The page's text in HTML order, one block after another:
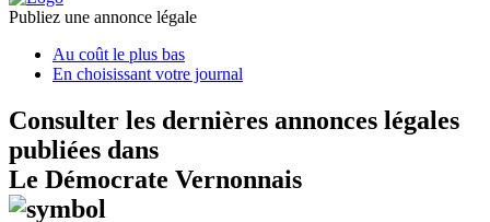
Publiez une annonce légale
Au coût le plus bas
En choisissant votre journal
Consulter les dernières annonces légales
publiées dans
Le Démocrate Vernonnais